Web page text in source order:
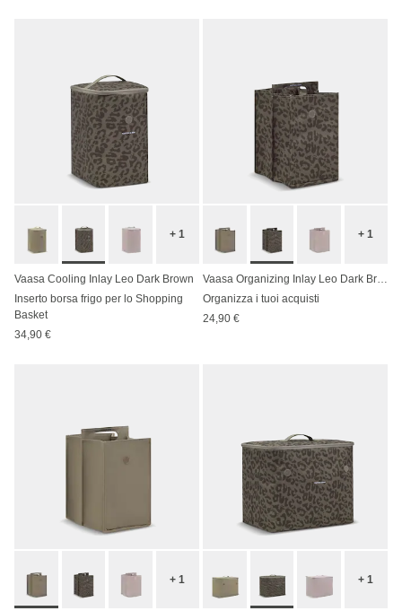
+ 1
Vaasa Cooling Inlay Leo Dark Brown
Inserto borsa frigo per lo Shopping
Basket
34,90 €
+ 1
Organizza i tuoi acquisti
24,90 €
+ 1 + 1